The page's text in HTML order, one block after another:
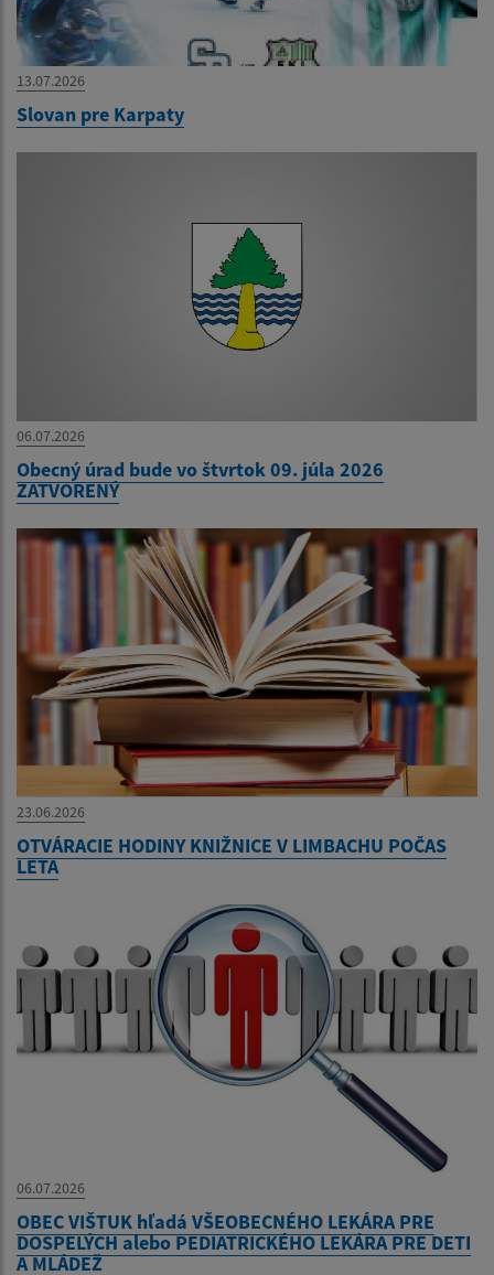
13.07.2026
Slovan pre Karpaty
06.07.2026
Obecný úrad bude vo štvrtok 09. júla 2026
ZATVORENÝ
23.06.2026
OTVÁRACIE HODINY KNIŽNICE V LIMBACHU POČAS
LETA
06.07.2026
OBEC VIŠTUK hľadá VŠEOBECNÉHO LEKÁRA PRE
DOSPELÝCH alebo PEDIATRICKÉHO LEKÁRA PRE DETI
A MLÁDEŽ